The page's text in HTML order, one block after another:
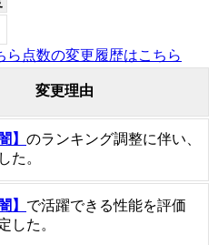
ら 点数の変更履歴はこちら
変更理由
】 のランキング調整に伴い、
た。
】 で活躍できる性能を評価
した。